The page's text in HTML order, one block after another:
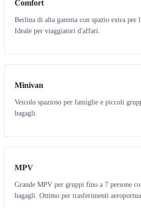
Comfort
Berlina di alta gamma con spazio extra per
Ideale per viaggiatori d'affari.
6 5
Minivan
Veicolo spazioso per famiglie e piccoli
bagagli.
7 7
MPV
Grande MPV per gruppi fino a 7 persone
bagagli. Ottimo per trasferimenti